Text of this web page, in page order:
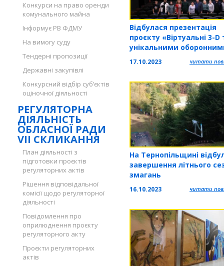
Конкурси на право оренди
комунального майна
Інформує РВ ФДМУ
На вимогу суду
Тендерні пропозиції
Державні закупівлі
Конкурсний відбір суб’єктів
оціночної діяльності
РЕГУЛЯТОРНА
ДІЯЛЬНІСТЬ
ОБЛАСНОЇ РАДИ
VII СКЛИКАННЯ
План діяльності з
підготовки проєктів
регуляторних актів
Рішення відповідальної
комісії щодо регуляторної
діяльності
Повідомлення про
оприлюднення проєкту
регуляторного акту
Проєкти регуляторних
актів
Відбулася презентація
проєкту «Віртуальні 3-D
унікальними
пам'ятками
17.10.2023 читати
На Тернопільщині
завершення літнього
змагань
16.10.2023 читати